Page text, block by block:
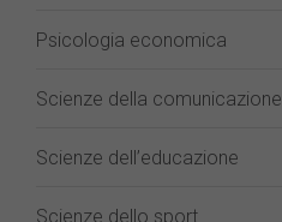
Psicologia economica
Scienze della comunicazione
Scienze dell’educazione
Scienze dello sport